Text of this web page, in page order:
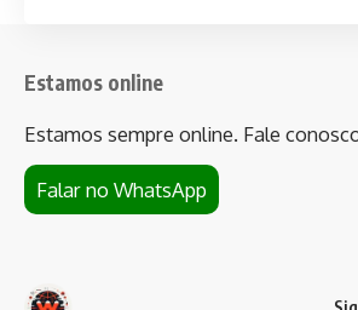
Estamos online
Estamos sempre online. Fale
Falar no WhatsApp